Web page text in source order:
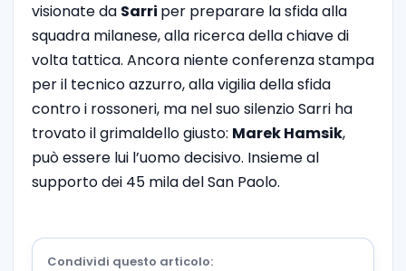
visionate da Sarri per preparare la sfida alla
squadra milanese, alla ricerca della chiave di
volta tattica. Ancora niente conferenza stampa
per il tecnico azzurro, alla vigilia della sfida
contro i rossoneri, ma nel suo silenzio Sarri ha
trovato il grimaldello giusto: MarekHamsik,
può essere lui l’uomo decisivo. Insieme al
supporto dei 45 mila del San Paolo.
Condividi questo articolo: